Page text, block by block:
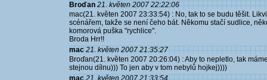
Broďan 21. květen 2007 22:22:06
mac(21. květen 2007 23:33:54) : No, tak to se budu těšit.
scénářem, takže se není čeho bát. Někomu stačí sudlice,
komorová puška "rychlice".
Broda Hrr!!
mac 21. květen 2007 21:35:27
Broďan(21. květen 2007 20:26:04) : Aby to nepletlo, tak
stejnou dílnu))) To jen aby v tom nebylů hojkej))))
mac 21. květen 2007 21:33:54